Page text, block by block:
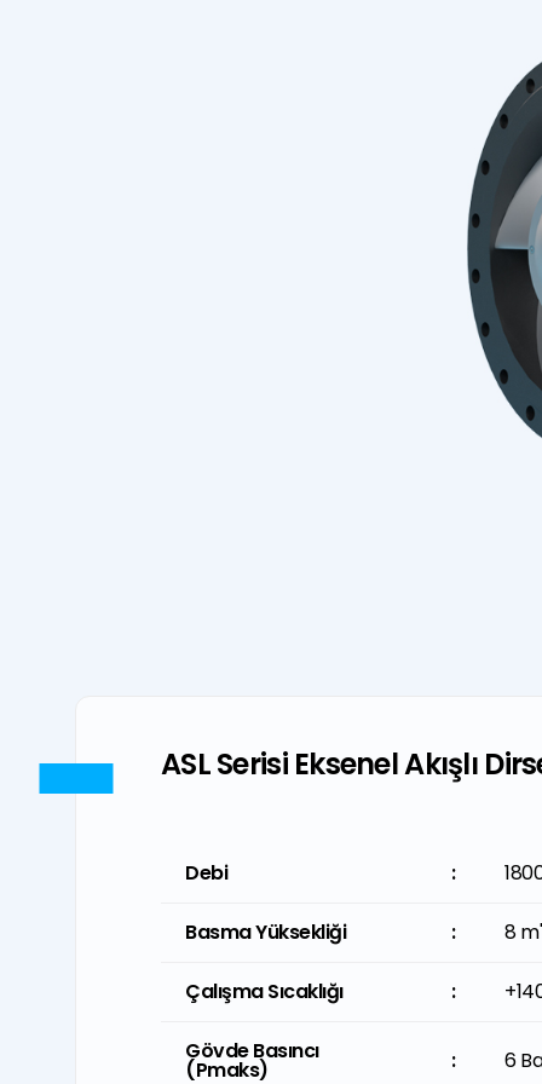
ASL Serisi Eksenel Akışlı
Debi :
Basma Yüksekliği : 8
Çalışma Sıcaklığı :
Gövde Basıncı
(Pmaks) : 6
Debi :
Basma Yüksekliği :
Çalışma Sıcaklığı :
Gövde Basıncı
(Pmaks) : 6